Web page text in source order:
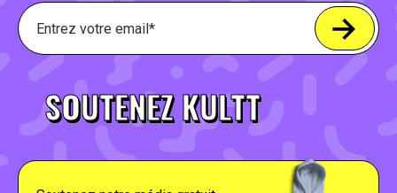
SOUTENEZ KULTT